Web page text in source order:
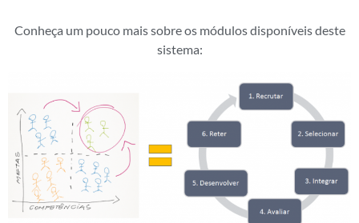
Conheça um pouco mais sobre os módulos disponíveis deste
sistema: